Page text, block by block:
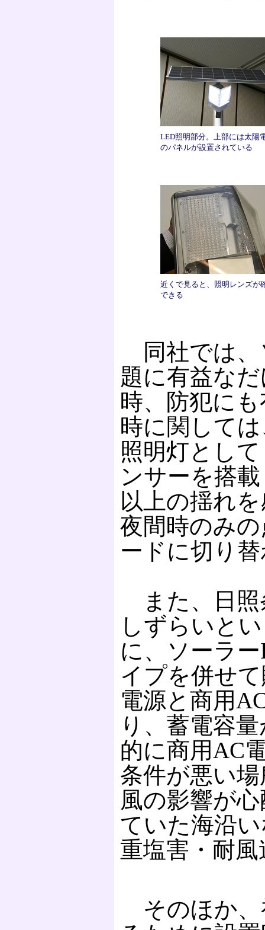
LED照明部分。上部には太陽
のパネルが設置されている
近くで見ると、照明レンズが
できる
同社では、
題に有益な
時、防犯に
時に関して
照明灯とし
ンサーを搭
以上の揺れ
夜間時のみ
ードに切り
また、日照
しずらいと
に、ソーラ
イプを併せ
電源と商用
り、蓄電容
的に商用AC
条件が悪い
風の影響が
ていた海沿
重塩害・耐
そのほか、